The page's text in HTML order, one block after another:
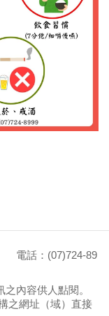
電話：(07)724-89
內容供人點閱。
之網址（域）直接